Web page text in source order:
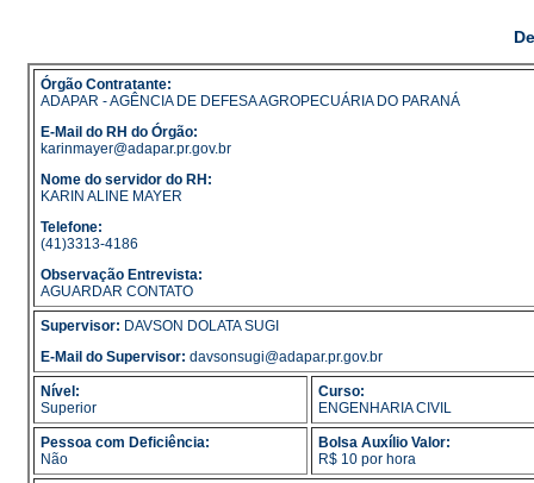
Órgão Contratante:
ADAPAR - AGÊNCIA DE DEFESA AGROPECUÁRIA DO PARANÁ
E-Mail do RH do Órgão:
karinmayer@adapar.pr.gov.br
Nome do servidor do RH:
KARIN ALINE MAYER
Telefone:
(41)3313-4186
Observação Entrevista:
AGUARDAR CONTATO
Supervisor: DAVSON DOLATA SUGI
E-Mail do Supervisor: davsonsugi@adapar.pr.gov.br
Nível:
Superior
Curso:
ENGENHARIA CIVIL
Pessoa com Deficiência:
Não
Bolsa Auxílio Valor:
R$ 10 por hora